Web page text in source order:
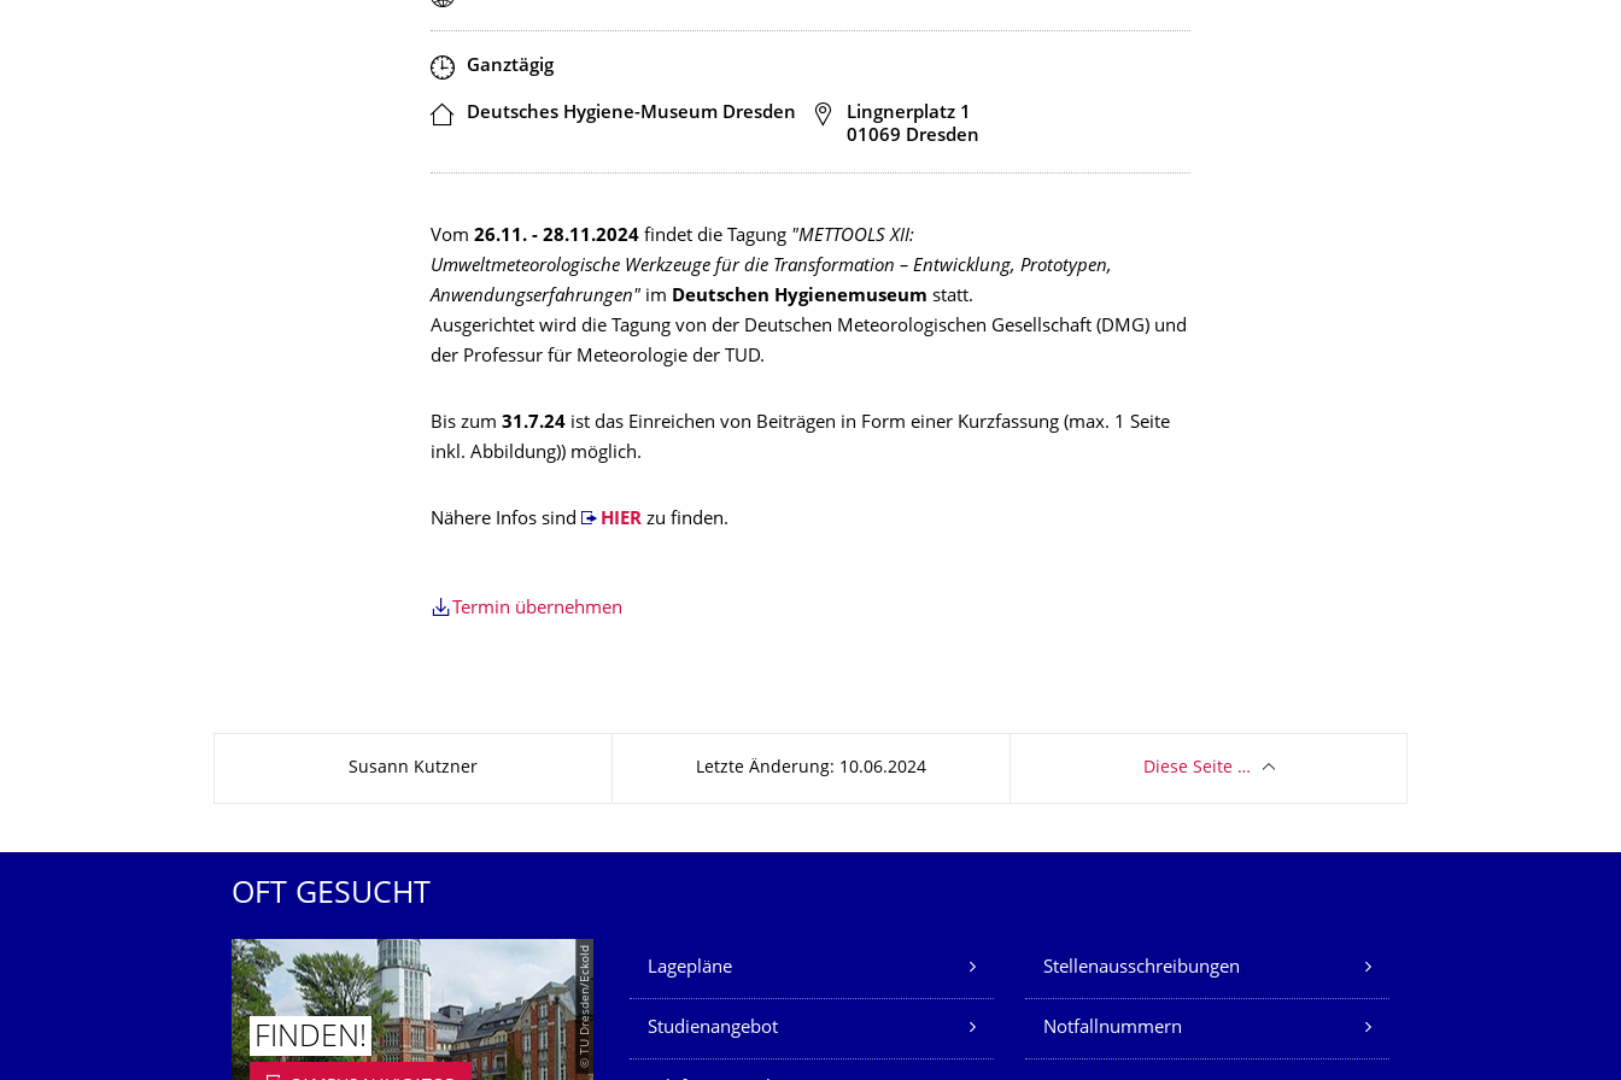
Zeit
Ganztägig
Ort
Deutsches Hygiene-Museum Dresden Adresse
Lingnerplatz 1
01069 Dresden
Vom 26.11. - 28.11.2024 findet die Tagung "METTOOLS XII:
Umweltmeteorologische Werkzeuge für die Transformation – Entwicklung, Prototypen,
Anwendungserfahrungen" im Deutschen Hygienemuseum statt.
Ausgerichtet wird die Tagung von der Deutschen Meteorologischen Gesellschaft (DMG) und
der Professur für Meteorologie der TUD.
Bis zum 31.7.24 ist das Einreichen von Beiträgen in Form einer Kurzfassung (max. 1 Seite
inkl. Abbildung)) möglich.
Nähere Infos sind HIERzu finden.
Termin übernehmen
Susann Kutzner Letzte Änderung: 10.06.2024 Diese Seite …
OFT GESUCHT
© TU Dresden/Eckold
FINDEN!
Unsere Dienste
Lagepläne Stellenausschreibungen
Studienangebot Notfallnummern